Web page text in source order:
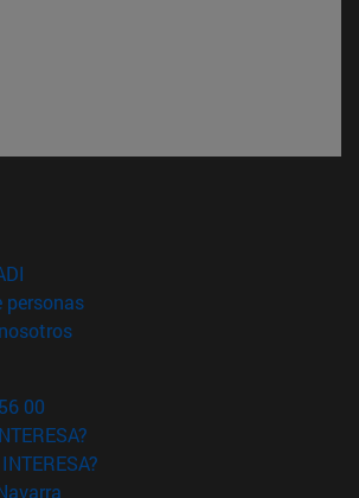
en nueva ventana)
personas(abre en nueva ventana)
(abre en nueva ventana)
00